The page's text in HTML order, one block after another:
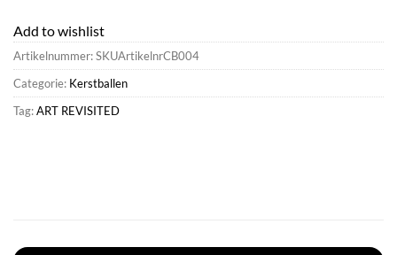
Add to wishlist
Artikelnummer:SKUArtikelnrCB004
Categorie: Kerstballen
Tag:ART REVISITED